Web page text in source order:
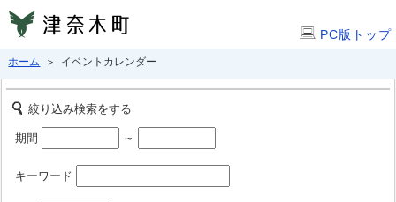
PC版トップ
ホーム ＞ イベントカレンダー
絞り込み検索をする
期間 ～
キーワード